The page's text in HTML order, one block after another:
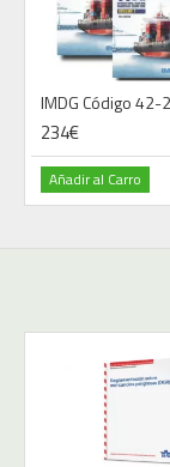
234€
Añadir al Carro